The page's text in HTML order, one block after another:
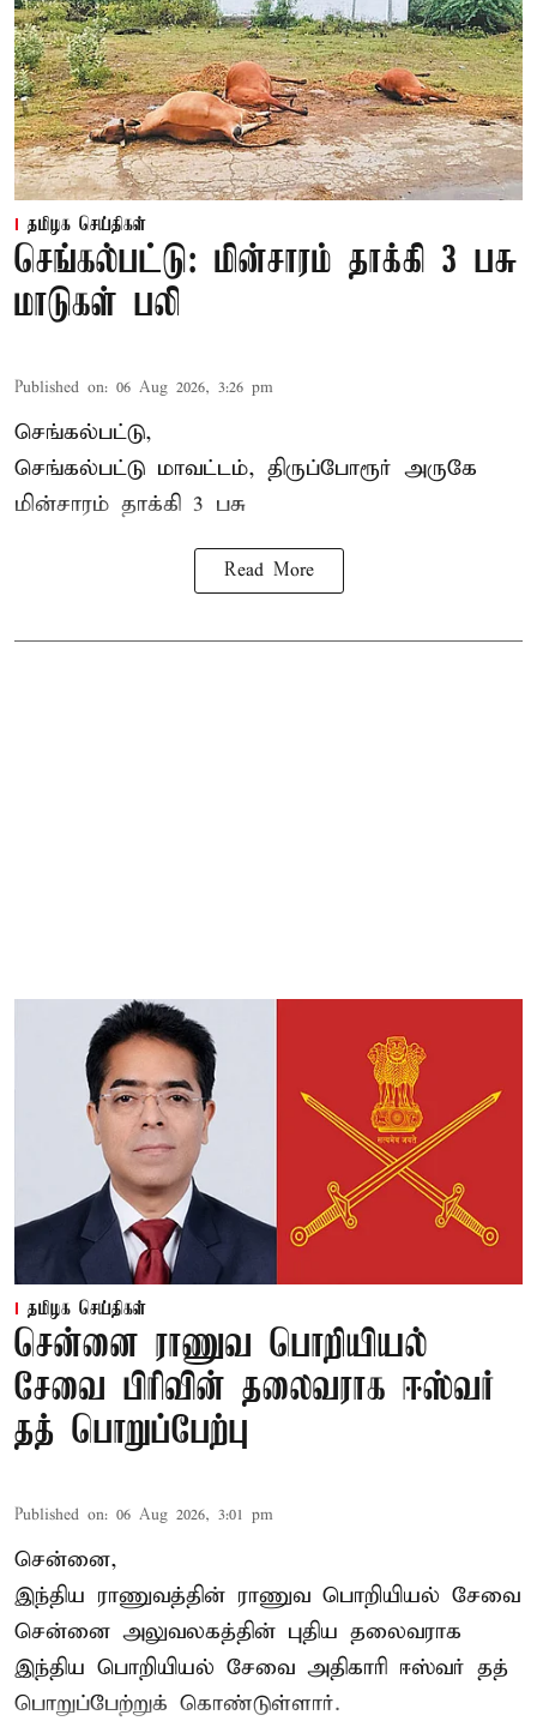
தமிழக செய்திகள்
செங்கல்பட்டு: மின்சாரம் தாக்கி 3 பசு
மாடுகள் பலி
Published on: 06 Aug 2026, 3:26 pm
செங்கல்பட்டு,
செங்கல்பட்டு மாவட்டம், திருப்போரூர் அருகே
மின்சாரம் தாக்கி 3 பசு
Read More
தமிழக செய்திகள்
சென்னை ராணுவ பொறியியல்
சேவை பிரிவின் தலைவராக ஈஸ்வர்
தத் பொறுப்பேற்பு
Published on: 06 Aug 2026, 3:01 pm
சென்னை,
இந்திய ராணுவத்தின் ராணுவ பொறியியல் சேவை
சென்னை அலுவலகத்தின் புதிய தலைவராக
இந்திய பொறியியல் சேவை அதிகாரி ஈஸ்வர் தத்
பொறுப்பேற்றுக் கொண்டுள்ளார்.